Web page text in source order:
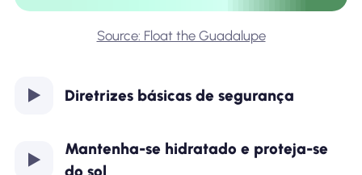
Source: Float the Guadalupe
Diretrizes básicas de segurança
Mantenha-se hidratado e proteja-se